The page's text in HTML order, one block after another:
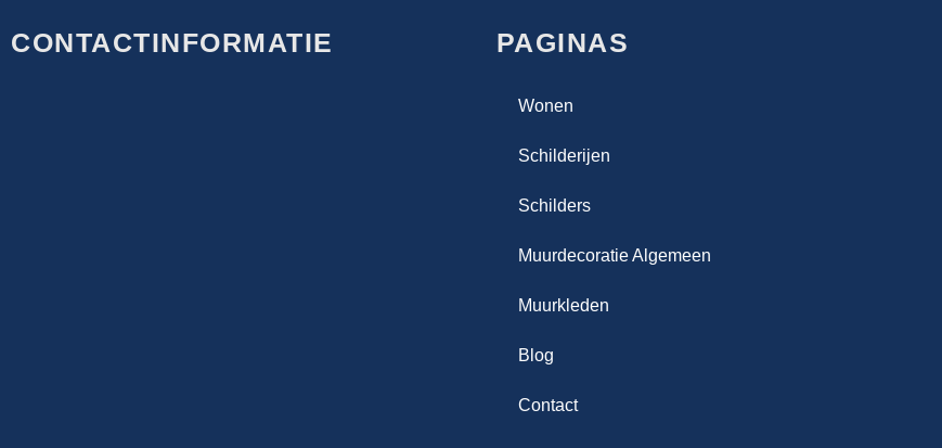
CONTACTINFORMATIE PAGINAS
Wonen
Schilderijen
Schilders
Muurdecoratie Algemeen
Muurkleden
Blog
Contact